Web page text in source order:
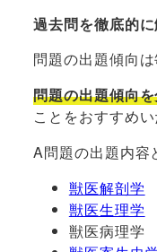
過去問を徹底的に
問題の出題傾向
問題の出題傾向
ことをおすすめい
A問題の出題内容
獣医解剖学
獣医生理学
獣医病理学